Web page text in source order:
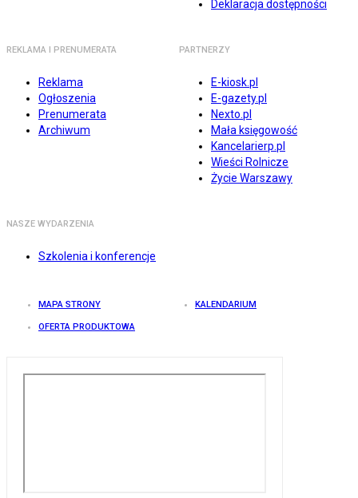
Deklaracja dostępności
REKLAMA I PRENUMERATA
Reklama
Ogłoszenia
Prenumerata
Archiwum
PARTNERZY
E-kiosk.pl
E-gazety.pl
Nexto.pl
Mała księgowość
Kancelarierp.pl
Wieści Rolnicze
Życie Warszawy
NASZE WYDARZENIA
Szkolenia i konferencje
MAPA STRONY KALENDARIUM
OFERTA PRODUKTOWA